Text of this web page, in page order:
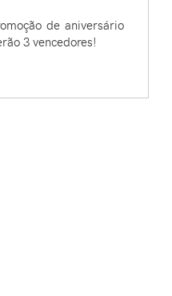
de aniversário
3 vencedores!